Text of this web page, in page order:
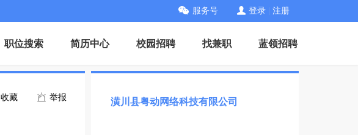
服务号 登录 注册
职位搜索 简历中心 校园招聘 找兼职 蓝领招聘
收藏 举报 潢川县粤动网络科技有限公司